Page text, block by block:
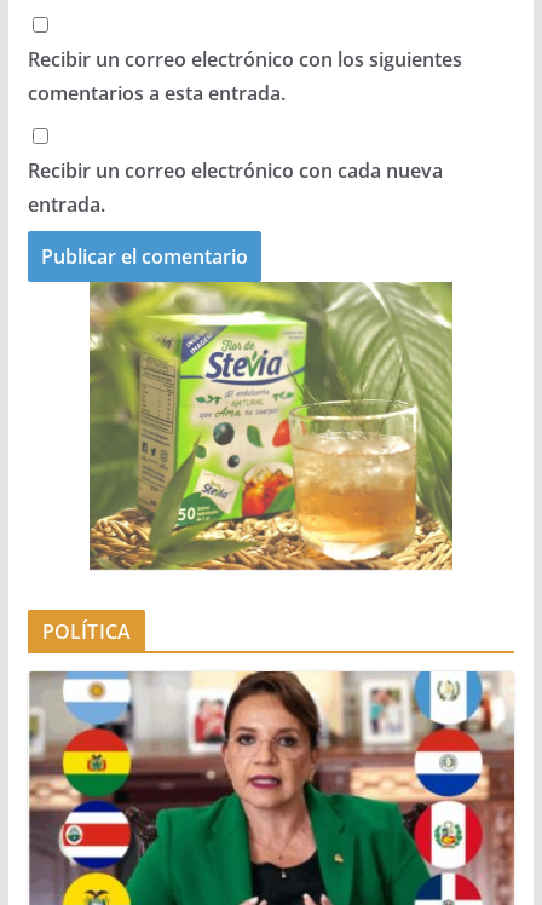
Recibir un correo electrónico con los siguientes
comentarios a esta entrada.
Recibir un correo electrónico con cada nueva
entrada.
POLÍTICA